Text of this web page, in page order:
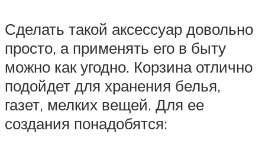
Сделать такой аксессуар довольно
просто, а применять его в быту
можно как угодно. Корзина отлично
подойдет для хранения белья,
газет, мелких вещей. Для ее
создания понадобятся: